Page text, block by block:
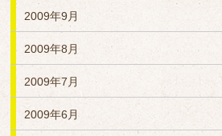
2009年9月
2009年8月
2009年7月
2009年6月